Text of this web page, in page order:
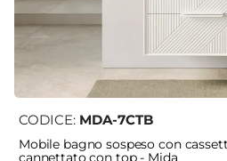
CODICE: MDA-7CTB
Mobile bagno sospeso con
cannettato con top - Mida